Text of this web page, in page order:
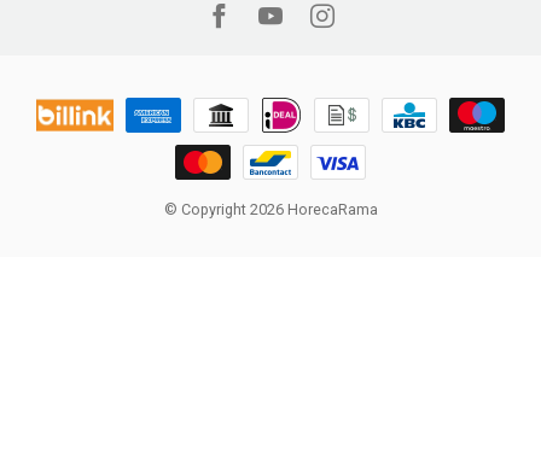
© Copyright 2026 HorecaRama